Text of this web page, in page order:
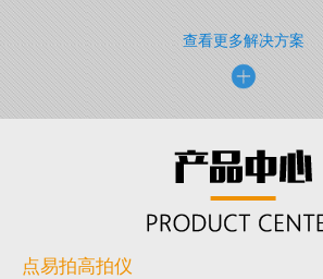
查看更多解决方案
点易拍高拍仪